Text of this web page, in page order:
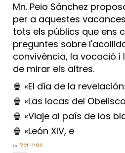
Mn. Peio Sánchez
per a aquestes
tots els públics que ens
preguntes sobre
convivència, la vocació
de mirar els altres.
🍿 «El día de la
🍿 «Las locas del
🍿 «Viaje al país de los
🍿 «León XIV, e
... Ver más